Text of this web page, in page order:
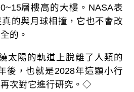
層樓高的大樓。 NASA表
的與月球相撞，它也不會改
的。
太陽的軌道上脫離了人類的
後，也就是2028年這顆小行
次對它進行研究。◇